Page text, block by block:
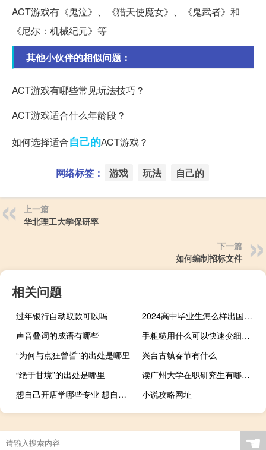
ACT游戏有《鬼泣》、《猎天使魔女》、《鬼武者》和
《尼尔：机械纪元》等
其他小伙伴的相似问题：
ACT游戏有哪些常见玩法技巧？
ACT游戏适合什么年龄段？
如何选择适合自己的ACT游戏？
网络标签： 游戏 玩法 自己的
上一篇
华北理工大学保研率
下一篇
如何编制招标文件
相关问题
过年银行自动取款可以吗
2024高中毕业生怎么样出国留学 应该怎么办理
声音叠词的成语有哪些
手粗糙用什么可以快速变细腻（手粗糙用什么可以变细腻）
“为何与点狂曾晢”的出处是哪里
兴台古镇春节有什么
“绝于甘境”的出处是哪里
读广州大学在职研究生有哪些优势
想自己开店学哪些专业 想自己开店学什么专业
小说攻略网址
☚